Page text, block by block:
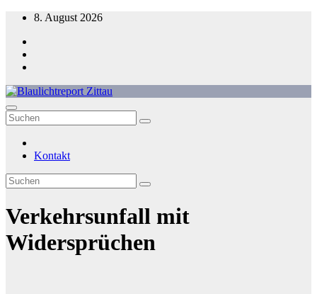
Zum
springen
8. August 2026
Blaulichtreport Zittau
Kontakt
Verkehrsunfall mit
Widersprüchen